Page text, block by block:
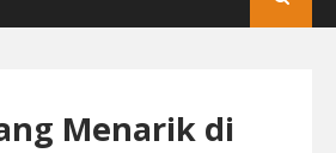
Menarik di